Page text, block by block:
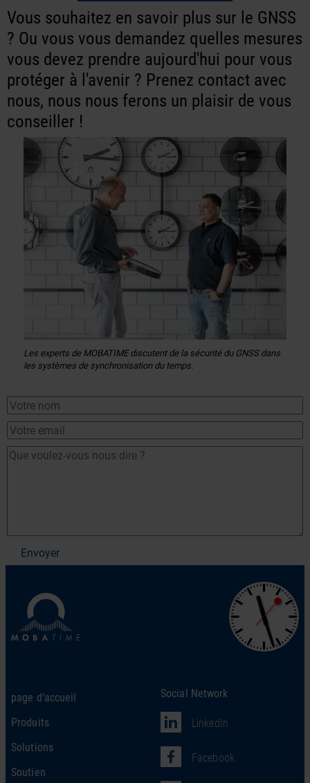
Vous souhaitez en savoir plus sur le GNSS
? Ou vous vous demandez quelles mesures
vous devez prendre aujourd'hui pour vous
protéger à l'avenir ? Prenez contact avec
nous, nous nous ferons un plaisir de vous
conseiller !
Les experts de MOBATIME discutent de la sécurité du GNSS dans
les systèmes de synchronisation du temps.
Envoyer
page d’accueil
Produits
Solutions
Soutien
Social Network
LinkedIn
Facebook